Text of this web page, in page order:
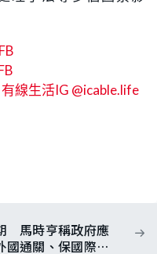
有線生活IG @icable.life
馬時亨稱政府應
國通關、保國際金